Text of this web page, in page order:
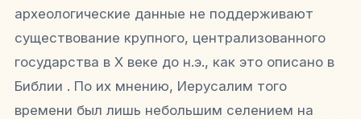
археологические данные не поддерживают
существование крупного, централизованного
государства в X веке до н.э., как это описано в
Библии . По их мнению, Иерусалим того
времени был лишь небольшим селением на